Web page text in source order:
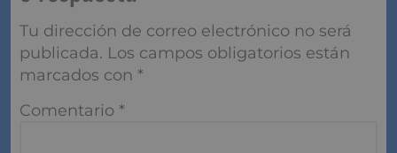
Deja aquí tu comentario
pregunta o respuesta
publicada. Los campos obligatorios están